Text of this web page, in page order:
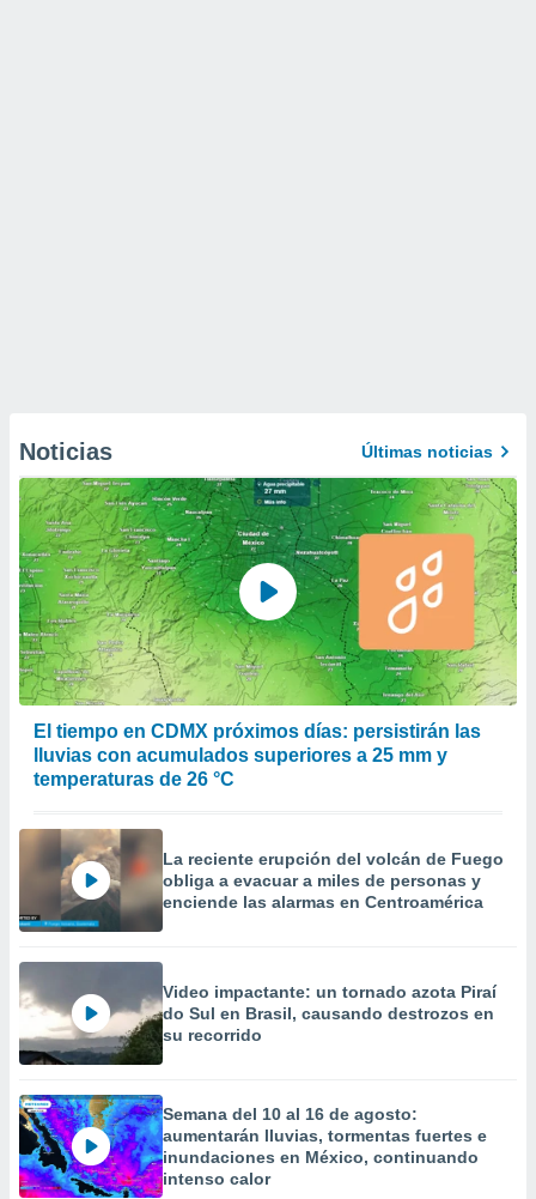
Noticias Últimas noticias
El tiempo en CDMX próximos días: persistirán las
lluvias con acumulados superiores a 25 mm y
temperaturas de 26 °C
La reciente erupción del volcán de Fuego
obliga a evacuar a miles de personas y
enciende las alarmas en Centroamérica
Video impactante: un tornado azota Piraí
do Sul en Brasil, causando destrozos en
su recorrido
Semana del 10 al 16 de agosto:
aumentarán lluvias, tormentas fuertes e
inundaciones en México, continuando
intenso calor